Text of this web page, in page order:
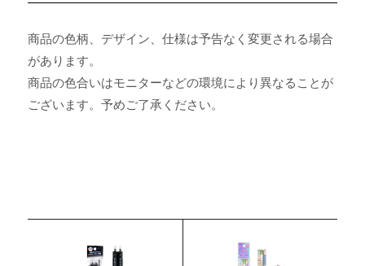
商品の色柄、デザイン、仕様は予告なく変更される場合
があります。
商品の色合いはモニターなどの環境により異なることが
ございます。予めご了承ください。